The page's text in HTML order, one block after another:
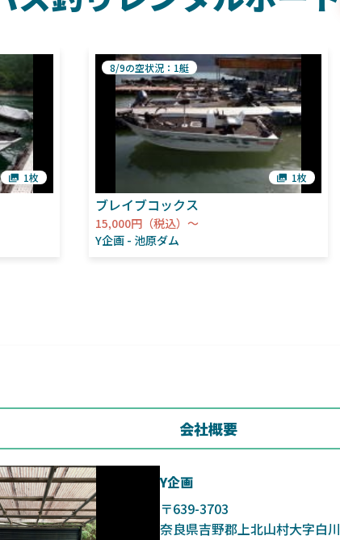
1枚
ブレイブコックス
15,000円（税込）～
Y企画
池原ダム
8/9の空状況：1艇
1枚
会社概要
Y企画
〒639-3703
奈良県吉野郡上北山村大字白川